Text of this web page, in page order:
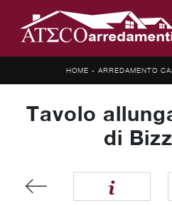
HOME - ARREDAMENTO
Tavolo
di